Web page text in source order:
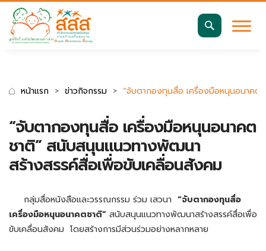
มาตรฐานการเข้าถึงเว็บ WCAG 2.2 AA
หน้าแรก ข่าวกิจกรรม “จับตากองทุนสื่อ เครื่องมือหนุนอนาค
“จับตากองทุนสื่อ เครื่องมือหนุนอนาคต
ชาติ” สนับสนุนแนวทางพัฒนา
สร้างสรรค์สื่อเพื่อขับเคลื่อนสังคม
กลุ่มสื่อหนังสือและวรรณกรรม ร่วม เสวนา “จับตากองทุนสื่อ
เครื่องมือหนุนอนาคตชาติ” สนับสนุนแนวทางพัฒนาสร้างสรรค์สื่อเพื่อ
ขับเคลื่อนสังคม โดยสร้างการมีส่วนร่วมอย่างหลากหลาย